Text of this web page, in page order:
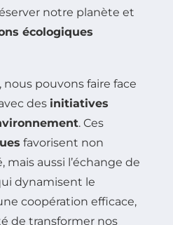
notre planète et
écologiques
nous pouvons faire face
des initiatives
. Ces
favorisent non
aussi l’échange de
dynamisent le
coopération efficace,
de transformer nos